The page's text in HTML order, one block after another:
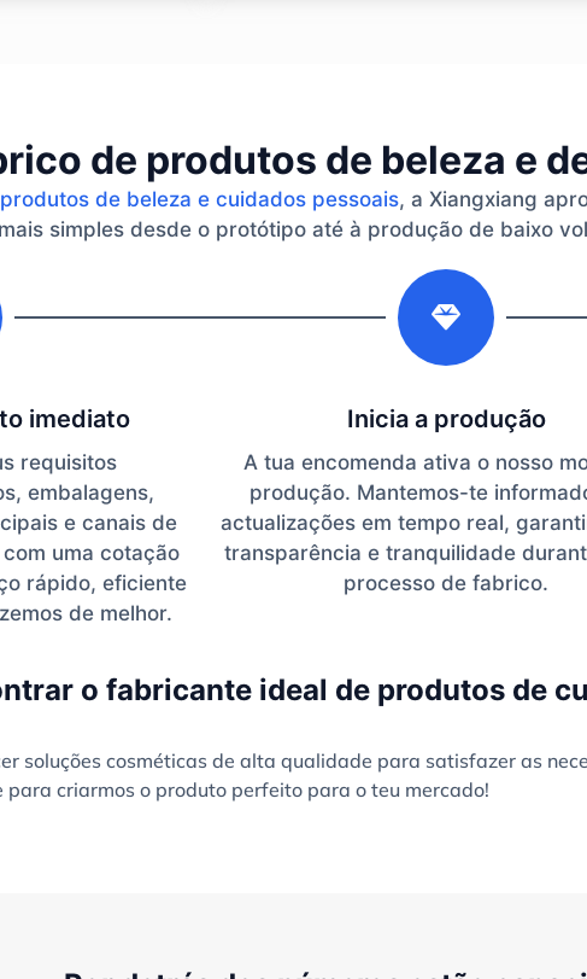
de produtos de beleza e
de beleza e cuidados pessoais, a Xiangxiang
simples desde o protótipo até à produção de baixo
imediato
requisitos
embalagens,
e canais de
uma cotação
rápido, eficiente
de melhor.
Inicia a produção
A tua encomenda ativa o nosso
produção. Mantemos-te
actualizações em tempo real,
transparência e tranquilidade
processo de fabrico.
o fabricante ideal de produtos de
soluções cosméticas de alta qualidade para satisfazer as
criarmos o produto perfeito para o teu mercado!